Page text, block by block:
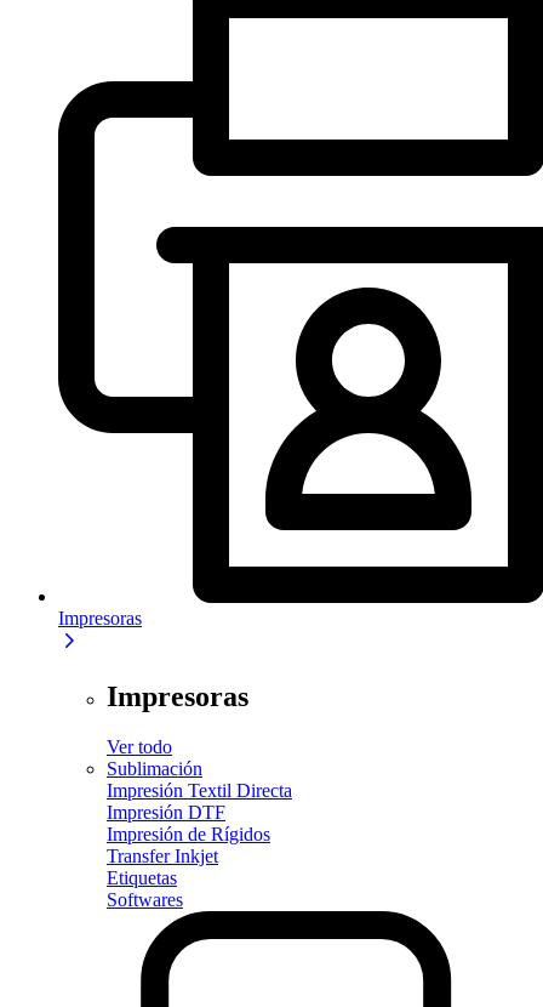
Impresoras
Impresoras
Ver todo
Sublimación
Impresión Textil Directa
Impresión DTF
Impresión de Rígidos
Transfer Inkjet
Etiquetas
Softwares